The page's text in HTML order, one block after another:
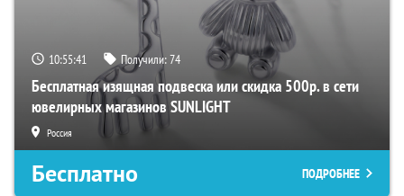
10:55:41 Получили:74
Бесплатная изящная подвеска или скидка 500р. в сети
ювелирных магазинов SUNLIGHT
Россия
Бесплатно ПОДРОБНЕЕ